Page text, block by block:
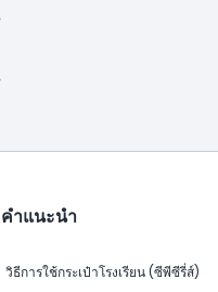
คำแนะนำ
วิธีการใช้กระเป๋าโรงเรียน (ซีพีซีรี่ส์)